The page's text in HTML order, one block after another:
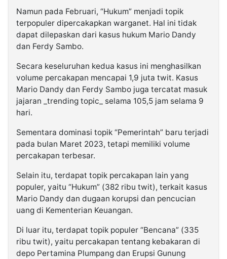
Namun pada Februari, “Hukum” menjadi topik
terpopuler dipercakapkan warganet. Hal ini tidak
dapat dilepaskan dari kasus hukum Mario Dandy
dan Ferdy Sambo.
Secara keseluruhan kedua kasus ini menghasilkan
volume percakapan mencapai 1,9 juta twit. Kasus
Mario Dandy dan Ferdy Sambo juga tercatat masuk
jajaran _trending topic_ selama 105,5 jam selama 9
hari.
Sementara dominasi topik “Pemerintah” baru terjadi
pada bulan Maret 2023, tetapi memiliki volume
percakapan terbesar.
Selain itu, terdapat topik percakapan lain yang
populer, yaitu “Hukum” (382 ribu twit), terkait kasus
Mario Dandy dan dugaan korupsi dan pencucian
uang di Kementerian Keuangan.
Di luar itu, terdapat topik populer “Bencana” (335
ribu twit), yaitu percakapan tentang kebakaran di
depo Pertamina Plumpang dan Erupsi Gunung